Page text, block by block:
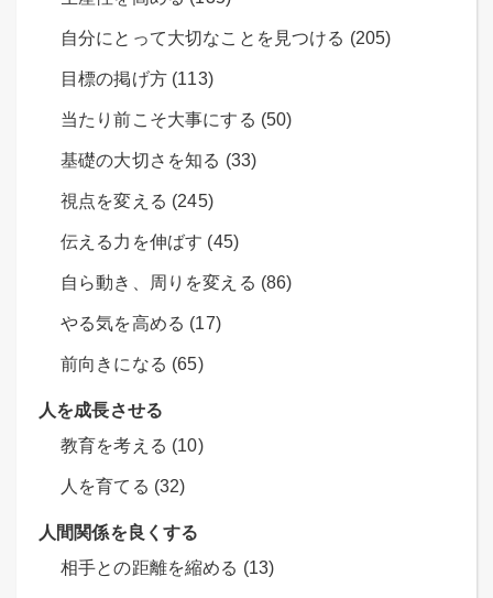
自分にとって大切なことを見つける (205)
目標の掲げ方 (113)
当たり前こそ大事にする (50)
基礎の大切さを知る (33)
視点を変える (245)
伝える力を伸ばす (45)
自ら動き、周りを変える (86)
やる気を高める (17)
前向きになる (65)
人を成長させる
教育を考える (10)
人を育てる (32)
人間関係を良くする
相手との距離を縮める (13)